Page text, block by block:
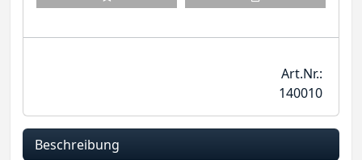
Art.Nr.:
140010
Beschreibung